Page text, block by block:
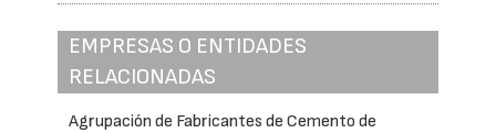
EMPRESAS O ENTIDADES
RELACIONADAS
Agrupación de Fabricantes de Cemento de